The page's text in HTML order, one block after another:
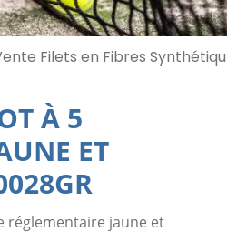
Filets en Fibres
À 5
ET
réglementaire jaune et